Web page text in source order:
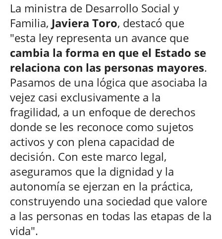
La ministra de Desarrollo Social y
Familia, Javiera Toro, destacó que
"esta ley representa un avance que
cambia la forma en que el Estado se
relaciona con las personas mayores.
Pasamos de una lógica que asociaba la
vejez casi exclusivamente a la
fragilidad, a un enfoque de derechos
donde se les reconoce como sujetos
activos y con plena capacidad de
decisión. Con este marco legal,
aseguramos que la dignidad y la
autonomía se ejerzan en la práctica,
construyendo una sociedad que valore
a las personas en todas las etapas de la
vida".